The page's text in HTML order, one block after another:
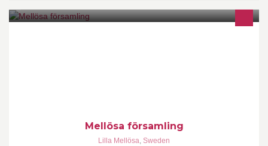
Mellösa församling
Lilla Mellösa, Sweden